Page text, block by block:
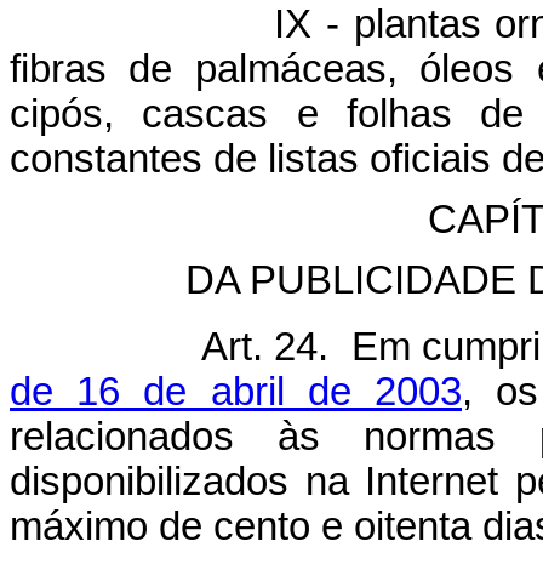
plantas
fibras de palmáceas, óleos
cipós, cascas e folhas de
constantes de listas oficiais
DA PUBLICIDADE
Art. 24. Em
de 16 de abril de 2003,
relacionados às normas
disponibilizados na Internet
máximo de cento e oitenta